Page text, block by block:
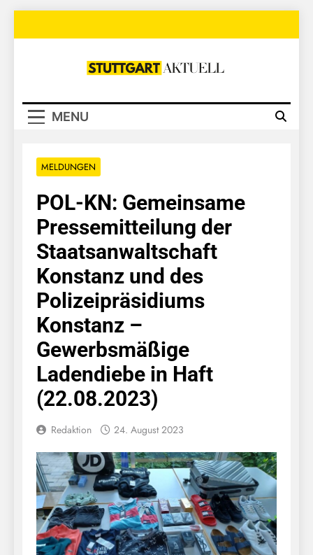
Stuttgart
MENU
MELDUNGEN
POL-KN: Gemeinsame
Pressemitteilung der
Staatsanwaltschaft
Konstanz und des
Polizeipräsidiums
Konstanz –
Gewerbsmäßige
Ladendiebe in Haft
(22.08.2023)
Redaktion 24. August 2023